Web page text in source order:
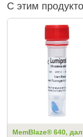
С этим
MemBlaze® 640,